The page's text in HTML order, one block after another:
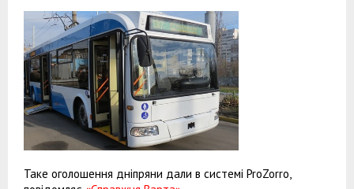
Таке оголошення дніпряни дали в системі ProZorro,